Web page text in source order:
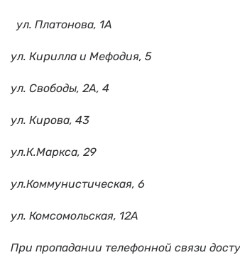
ул. Платонова, 1А
ул. Кирилла и Мефодия, 5
ул. Свободы, 2А, 4
ул. Кирова, 43
ул.К.Маркса, 29
ул.Коммунистическая, 6
ул. Комсомольская, 12А
При пропадании телефонной связи